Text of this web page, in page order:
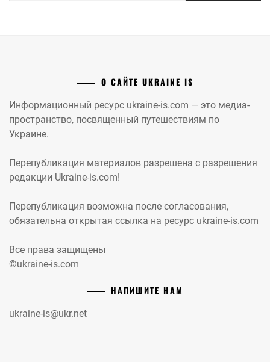
О САЙТЕ UKRAINE IS
Информационный ресурс ukraine-is.com — это медиа-
пространство, посвященный путешествиям по
Украине.
Перепубликация материалов разрешена с разрешения
редакции Ukraine-is.com!
Перепубликация возможна после согласования,
обязательна открытая ссылка на ресурс ukraine-is.com
Все права защищены
©ukraine-is.com
НАПИШИТЕ НАМ
ukraine-is@ukr.net